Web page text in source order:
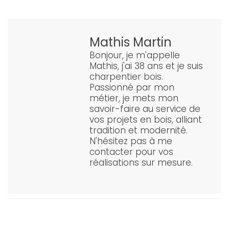
Mathis Martin
Bonjour, je m'appelle
Mathis, j'ai 38 ans et je suis
charpentier bois.
Passionné par mon
métier, je mets mon
savoir-faire au service de
vos projets en bois, alliant
tradition et modernité.
N'hésitez pas à me
contacter pour vos
réalisations sur mesure.